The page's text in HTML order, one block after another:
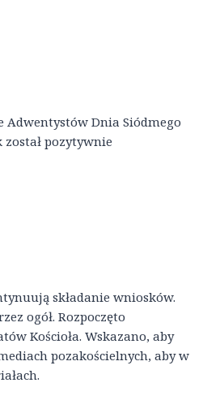
Adwentystów Dnia Siódmego
pozytywnie
składanie wniosków.
ogół. Rozpoczęto
Kościoła. Wskazano, aby
pozakościelnych, aby w